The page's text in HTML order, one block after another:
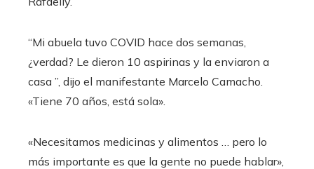
“Mi abuela tuvo COVID hace dos semanas,
¿verdad? Le dieron 10 aspirinas y la enviaron a
casa ”, dijo el manifestante Marcelo Camacho.
«Tiene 70 años, está sola».
«Necesitamos medicinas y alimentos … pero lo
más importante es que la gente no puede hablar»,